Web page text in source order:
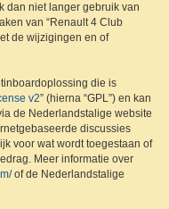
dan niet langer gebruik van
van “Renault 4 Club
de wijzigingen en of
die is
v2” (hierna “GPL”) en kan
de Nederlandstalige website
discussies
voor wat wordt toegestaan of
Meer informatie over
of de Nederlandstalige